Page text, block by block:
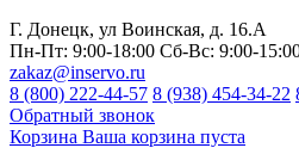
Г. Донецк, ул Воинская, д. 16.А
Пн-Пт: 9:00-18:00 Сб-Вс: 9:00-
zakaz@inservo.ru
8 (800) 222-44-57 8 (938) 454-34-22
Обратный звонок
Корзина Ваша корзина пуста